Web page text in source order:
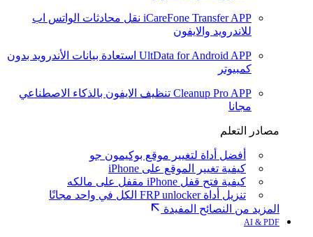
iCareFone Transfer APP نقل محادثات الواتس اب
للاندرويد والايفون
UltData for Android APP استعادة بيانات الأندرويد بدون
كمبيوتر
Cleanup Pro APP تنظيف الايفون بالذكاء الاصطناعي
مجانا
مصادر التعلم
أفضل أداة لتغيير موقع بوكيمون جو
كيفية تغيير الموقع على iPhone
كيفية فتح قفل iPhone مقفل على مالكه
تنزيل أداة FRP unlocker الكل في واحد مجانًا
المزيد من النصائح المفيدة
AI & PDF